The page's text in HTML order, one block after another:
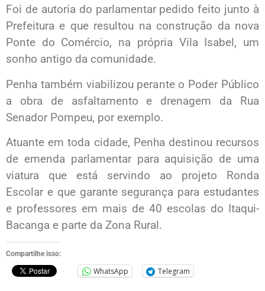
Foi de autoria do parlamentar pedido feito junto à
Prefeitura e que resultou na construção da nova
Ponte do Comércio, na própria Vila Isabel, um
sonho antigo da comunidade.
Penha também viabilizou perante o Poder Público
a obra de asfaltamento e drenagem da Rua
Senador Pompeu, por exemplo.
Atuante em toda cidade, Penha destinou recursos
de emenda parlamentar para aquisição de uma
viatura que está servindo ao projeto Ronda
Escolar e que garante segurança para estudantes
e professores em mais de 40 escolas do Itaqui-
Bacanga e parte da Zona Rural.
Compartilhe isso:
WhatsApp Telegram